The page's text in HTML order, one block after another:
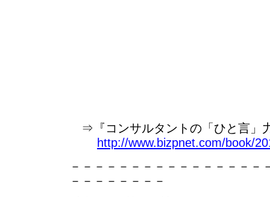
⇒『コンサルタントの「ひと言」
http://www.bizpnet.com/book/
－－－－－－－－－－－－－－－－
－－－－－－－－